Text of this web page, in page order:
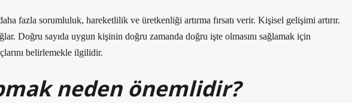
fazla sorumluluk, hareketlilik ve üretkenliği artırma fırsatı verir. Kişisel gelişimi artırır.
Doğru sayıda uygun kişinin doğru zamanda doğru işte olmasını sağlamak için
belirlemekle ilgilidir.
neden önemlidir?